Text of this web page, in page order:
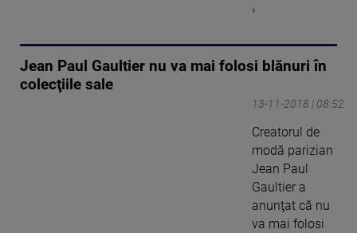
›
Jean Paul Gaultier nu va mai folosi blănuri în
colecţiile sale
13-11-2018 | 08:52
Creatorul de
modă parizian
Jean Paul
Gaultier a
anunţat că nu
va mai folosi